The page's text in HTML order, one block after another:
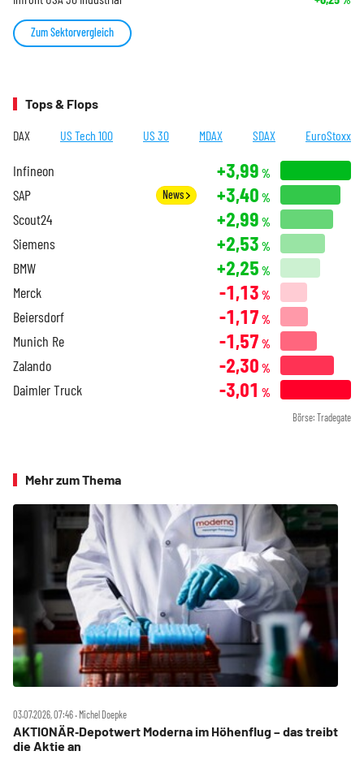
Zum Sektorvergleich
Tops & Flops
DAX US Tech 100 US 30 MDAX SDAX EuroStoxx
Infineon +3,99 %
SAP News +3,40 %
Scout24 +2,99 %
Siemens +2,53 %
BMW +2,25 %
Merck -1,13 %
Beiersdorf -1,17 %
Munich Re -1,57 %
Zalando -2,30 %
Daimler Truck -3,01 %
Börse: Tradegate
Mehr zum Thema
03.07.2026, 07:46 ‧ Michel Doepke
AKTIONÄR‑Depotwert Moderna im Höhenflug – das treibt
die Aktie an